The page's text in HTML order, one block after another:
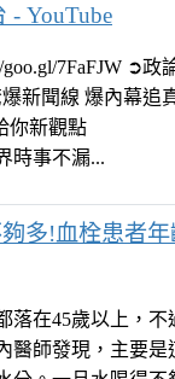
- YouTube
7FaFJW ➲政
新聞線 爆內幕追
你新觀點
時事不漏...
多!血栓患者
落在45歲以上，不
醫師發現，主要是